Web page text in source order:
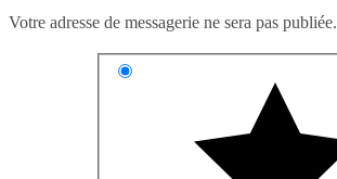
Votre adresse de messagerie ne sera pas publiée.